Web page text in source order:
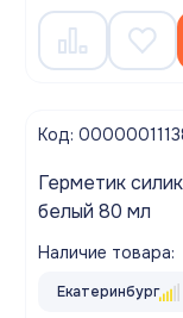
Код:
Герметик
белый 80 мл
Наличие товара:
Екатеринбург